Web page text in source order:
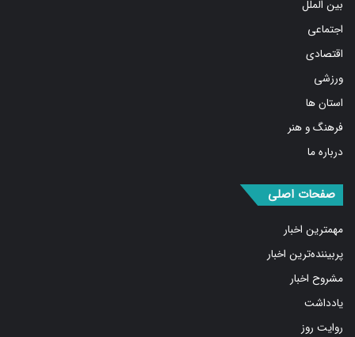
اجتماعی
اقتصادی
ورزشی
استان ها
فرهنگ و هنر
درباره ما
مهمترین اخبار
پربیننده‌ترین اخبار
مشروح اخبار
یادداشت
روایت روز
کسب و کار برتر